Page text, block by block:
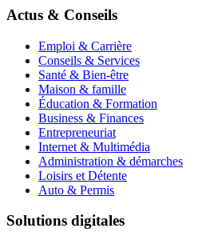
Actus & Conseils
Emploi & Carrière
Conseils & Services
Santé & Bien-être
Maison & famille
Éducation & Formation
Business & Finances
Entrepreneuriat
Internet & Multimédia
Administration & démarches
Loisirs et Détente
Auto & Permis
Solutions digitales